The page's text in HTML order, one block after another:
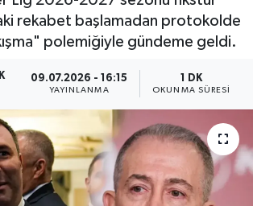
rekabet başlamadan protokolde
polemiğiyle gündeme geldi.
09.07.2026 - 16:15
YAYINLANMA
1 DK
OKUNMA SÜRESI